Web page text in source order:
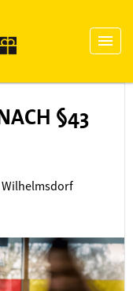
§43